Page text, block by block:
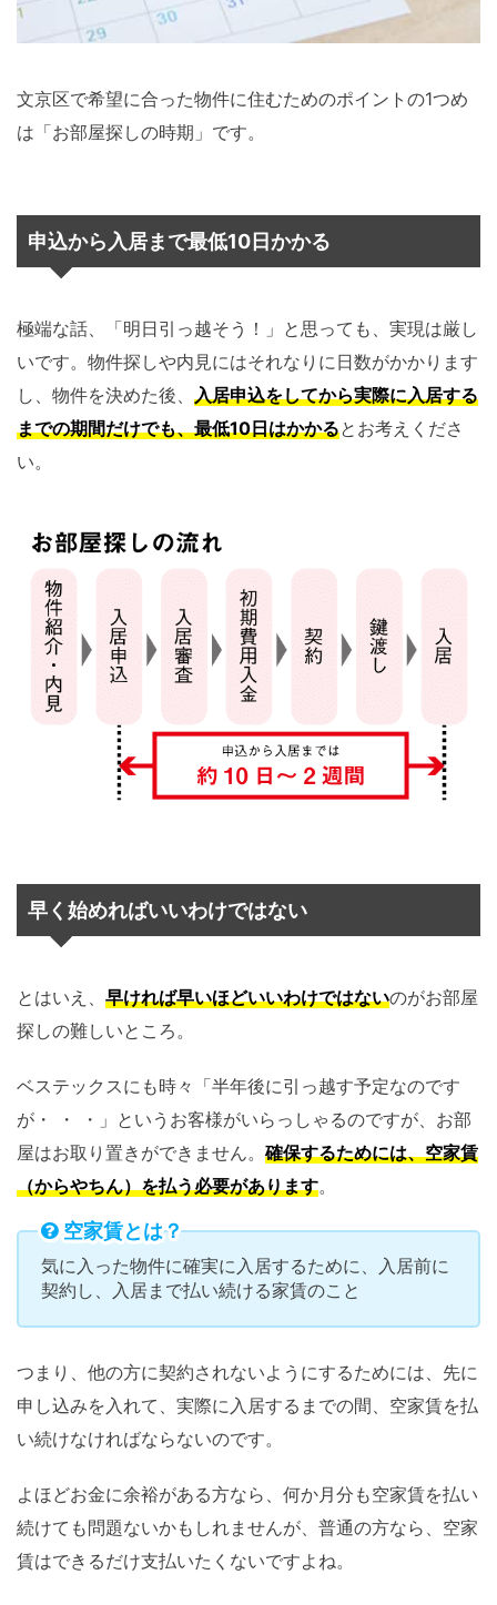
文京区で希望に合った物件に住むためのポイントの1つめ
は「お部屋探しの時期」です。
申込から入居まで最低10日かかる
極端な話、「明日引っ越そう！」と思っても、実現は厳し
いです。物件探しや内見にはそれなりに日数がかかります
し、物件を決めた後、 入居申込をしてから実際に入居する
までの期間だけでも、最低10日はかかるとお考えくださ
い。
早く始めればいいわけではない
とはいえ、 早ければ早いほどいいわけではないのがお部屋
探しの難しいところ。
ベステックスにも時々「半年後に引っ越す予定なのです
が・ ・ ・」というお客様がいらっしゃるのですが、お部
屋はお取り置きができません。 確保するためには、空家賃
（からやちん）を払う必要があります。
空家賃とは？
気に入った物件に確実に入居するために、入居前に
契約し、入居まで払い続ける家賃のこと
つまり、他の方に契約されないようにするためには、先に
申し込みを入れて、実際に入居するまでの間、空家賃を払
い続けなければならないのです。
よほどお金に余裕がある方なら、何か月分も空家賃を払い
続けても問題ないかもしれませんが、普通の方なら、空家
賃はできるだけ支払いたくないですよね。